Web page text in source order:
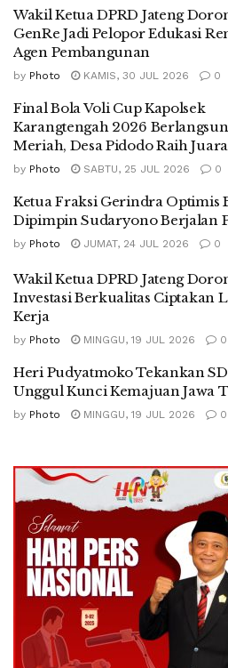
Wakil Ketua DPRD Jateng
GenRe Jadi Pelopor Edukasi
Agen Pembangunan
by Photo KAMIS, 30 JUL 2026 0
Final Bola Voli Cup Kapolsek
Karangtengah 2026
Meriah, Desa Pidodo Raih Juara
by Photo SABTU, 25 JUL 2026 0
Ketua Fraksi Gerindra Optimis
Dipimpin Sudaryono Berjalan
by Photo JUMAT, 24 JUL 2026 0
Wakil Ketua DPRD Jateng
Investasi Berkualitas Ciptakan
Kerja
by Photo MINGGU, 19 JUL 2026 0
Heri Pudyatmoko Tekankan
Unggul Kunci Kemajuan Jawa
by Photo MINGGU, 19 JUL 2026 0